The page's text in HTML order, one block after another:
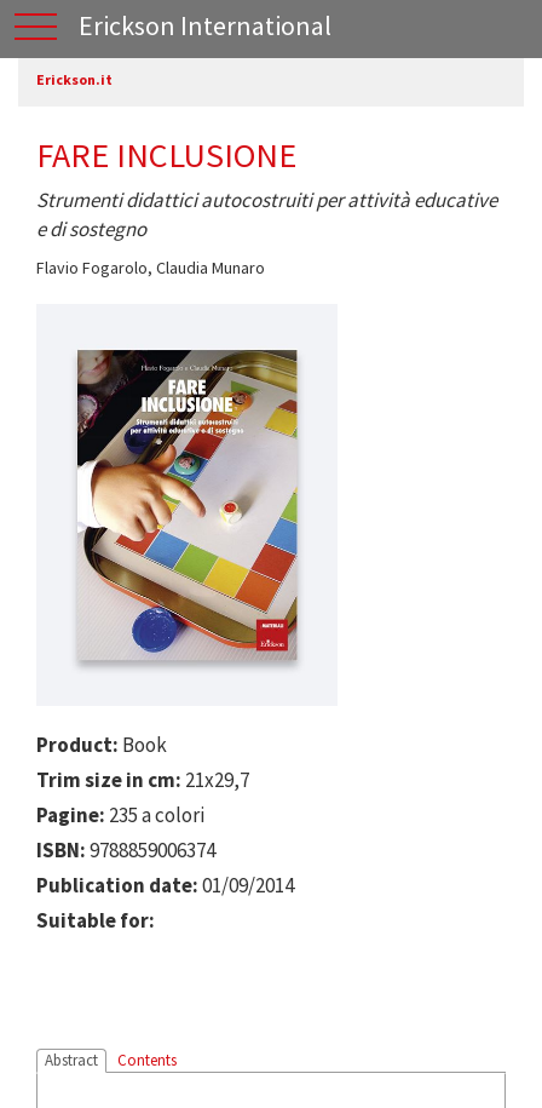
Erickson International
Erickson.it
FARE INCLUSIONE
Strumenti didattici autocostruiti per attività educative
e di sostegno
Flavio Fogarolo, Claudia Munaro
Product: Book
Trim size in cm: 21x29,7
Pagine: 235 a colori
ISBN:9788859006374
Publication date:01/09/2014
Suitable for:
Abstract Contents